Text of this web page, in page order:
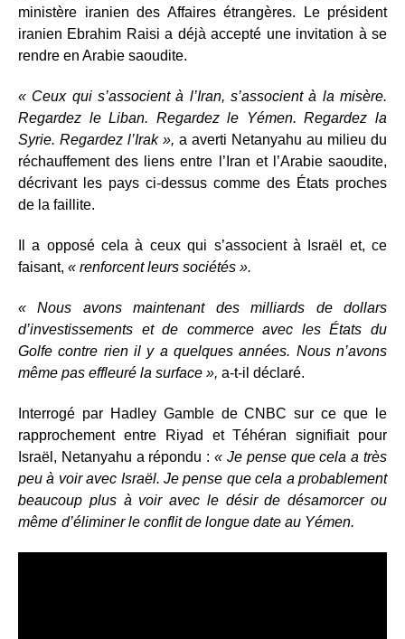
ministère iranien des Affaires étrangères. Le président
iranien Ebrahim Raisi a déjà accepté une invitation à se
rendre en Arabie saoudite.
« Ceux qui s’associent à l’Iran, s’associent à la misère.
Regardez le Liban. Regardez le Yémen. Regardez la
Syrie. Regardez l’Irak », a averti Netanyahu au milieu du
réchauffement des liens entre l’Iran et l’Arabie saoudite,
décrivant les pays ci-dessus comme des États proches
de la faillite.
Il a opposé cela à ceux qui s’associent à Israël et, ce
faisant, « renforcent leurs sociétés ».
« Nous avons maintenant des milliards de dollars
d’investissements et de commerce avec les États du
Golfe contre rien il y a quelques années. Nous n’avons
même pas effleuré la surface », a-t-il déclaré.
Interrogé par Hadley Gamble de CNBC sur ce que le
rapprochement entre Riyad et Téhéran signifiait pour
Israël, Netanyahu a répondu :« Je pense que cela a très
peu à voir avec Israël. Je pense que cela a probablement
beaucoup plus à voir avec le désir de désamorcer ou
même d’éliminer le conflit de longue date au Yémen.